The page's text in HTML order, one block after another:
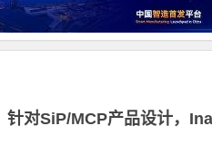
针对SiP/MCP产品设计，